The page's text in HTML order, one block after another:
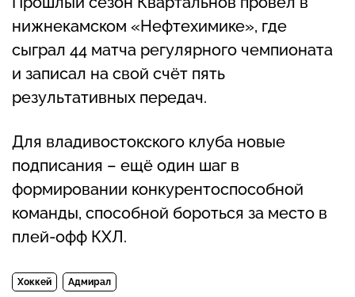
нижнекамском «Нефтехимике», где
сыграл 44 матча регулярного чемпионата
и записал на свой счёт пять
результативных передач.
Для владивостокского клуба новые
подписания – ещё один шаг в
формировании конкурентоспособной
команды, способной бороться за место в
плей-офф КХЛ.
Хоккей Адмирал